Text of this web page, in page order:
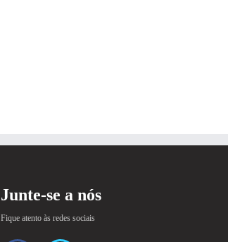
Junte-se a nós
Fique atento às redes sociais